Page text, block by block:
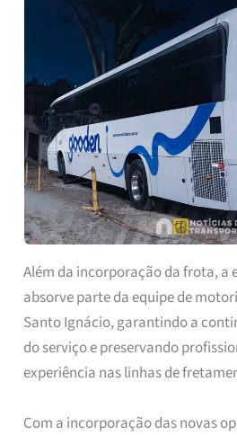
Além da incorporação da frota, a
absorve parte da equipe de
Santo Ignácio, garantindo a
do serviço e preservando
experiência nas linhas de
Com a incorporação das novas